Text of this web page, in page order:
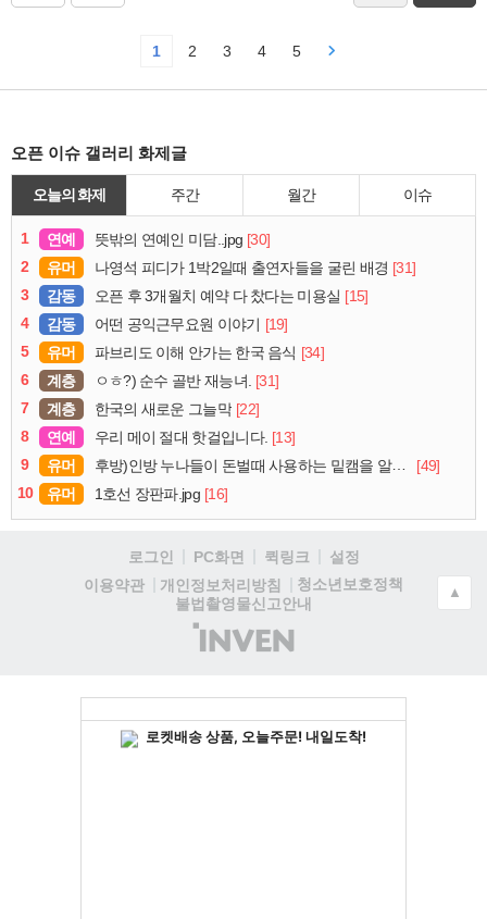
1 2 3 4 5
오픈 이슈 갤러리 화제글
오늘의 화제 주간 월간 이슈
1 연예 뜻밖의 연예인 미담..jpg [30]
2
유머 나영석 피디가 1박2일때 출연자들을 굴린 배경 [31]
3
감동 오픈 후 3개월치 예약 다 찼다는 미용실 [15]
4
감동 어떤 공익근무요원 이야기 [19]
5
유머 파브리도 이해 안가는 한국 음식 [34]
6
계층 ㅇㅎ?) 순수 골반 재능녀. [31]
7
계층 한국의 새로운 그늘막 [22]
8
연예 우리 메이 절대 핫걸입니다. [13]
9
유머 후방)인방 누나들이 돈벌때 사용하는 밑캠을 알아보자
[49]
10
유머 1호선 장판파.jpg [16]
로그인 PC화면 퀵링크
설정
이용약관
개인정보처리방침
청소년보호정책
불법촬영물신고안내
(주)
인
▲